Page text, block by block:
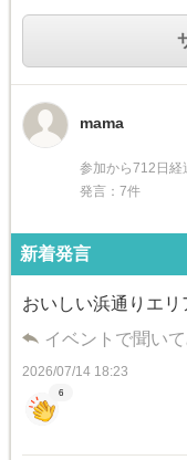
mama
参加から712日経
発言：7件
新着発言
おいしい浜通りエ
イベントで聞い
2026/07/14 18:23
6